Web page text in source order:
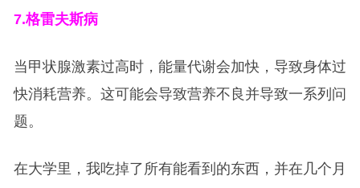
7.格雷夫斯病
当甲状腺激素过高时，能量代谢会加快，导致身体过
快消耗营养。这可能会导致营养不良并导致一系列问
题。
在大学里，我吃掉了所有能看到的东西，并在几个月